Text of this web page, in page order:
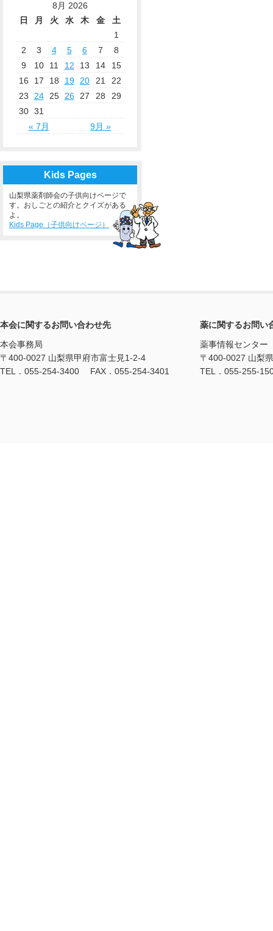
8月 2026
日
月 火 水 木 金
土
1
2
3 4 5 6 7
8
9
10 11 12 13 14
15
16
17 18 19 20 21
22
23
24 25 26 27 28
29
30 31
« 7月
9月 »
Kids Pages
山梨県薬剤師会の子供向けページで
す。おしごとの紹介とクイズがある
よ。
Kids Page（子供向けページ）
本会に関するお問い合わせ先
本会事務局
〒400-0027 山梨県甲府市富士見1-2-4
TEL．055-254-3400 FAX．055-254-3401
薬に関するお問い
薬事情報センター
〒400-0027 山梨
TEL．055-255-